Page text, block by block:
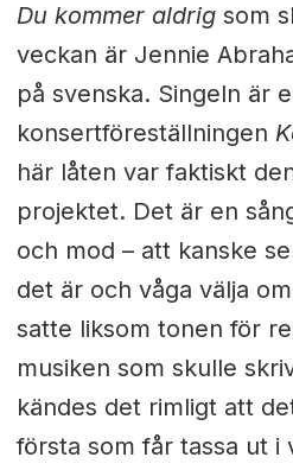
Du kommer aldrigsom
veckan är Jennie
på svenska. Singeln är
konsertföreställningen
här låten var faktiskt
projektet. Det är en
och mod – att kanske
det är och våga välja
satte liksom tonen för
musiken som skulle
kändes det rimligt att
första som får tassa ut i